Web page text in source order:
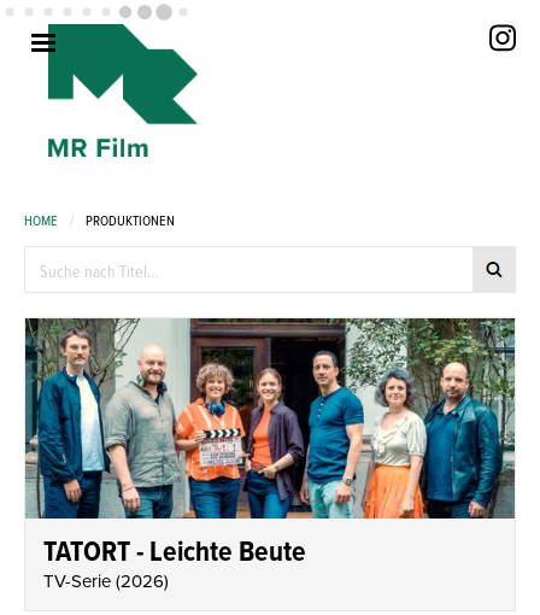
HOME / PRODUKTIONEN
TATORT - Leichte Beute
TV-Serie(2026)